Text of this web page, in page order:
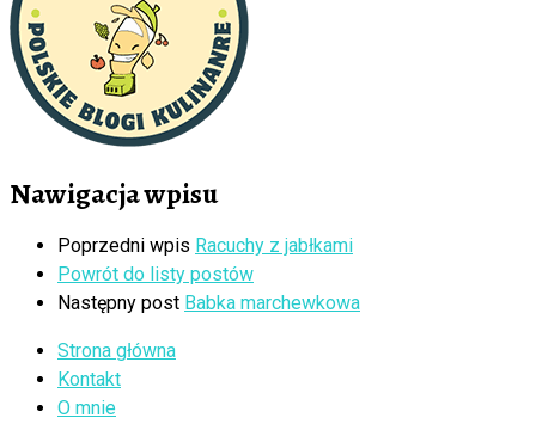
Nawigacja wpisu
Poprzedni wpis Racuchy z jabłkami
Powrót do listy postów
Następny post Babka marchewkowa
Strona główna
Kontakt
O mnie